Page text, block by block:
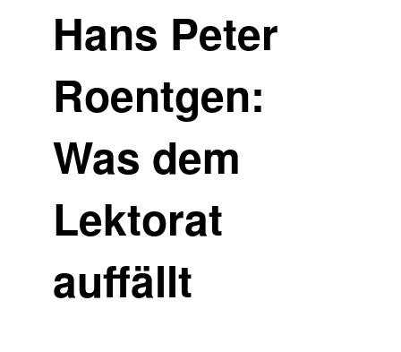
Hans Peter
Roentgen:
Was dem
Lektorat
auffällt